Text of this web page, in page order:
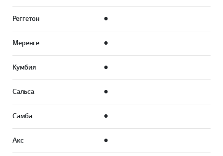
Реггетон ●
Меренге ●
Кумбия ●
Сальса ●
Самба ●
Акс ●